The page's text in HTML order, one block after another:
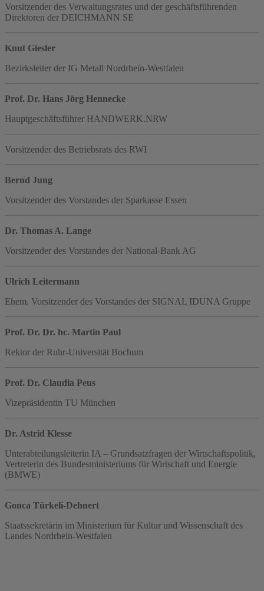
Vorsitzender des Verwaltungsrates und der geschäftsführenden
Direktoren der DEICHMANN SE
Knut Giesler
Bezirksleiter der IG Metall Nordrhein-Westfalen
Prof. Dr. Hans Jörg Hennecke
Hauptgeschäftsführer HANDWERK.NRW
Vorsitzender des Betriebsrats des RWI
Bernd Jung
Vorsitzender des Vorstandes der Sparkasse Essen
Dr. Thomas A. Lange
Vorsitzender des Vorstandes der National-Bank AG
Ulrich Leitermann
Ehem. Vorsitzender des Vorstandes der SIGNAL IDUNA Gruppe
Prof. Dr. Dr. hc. Martin Paul
Rektor der Ruhr-Universität Bochum
Prof. Dr. Claudia Peus
Vizepräsidentin TU München
Dr. Astrid Klesse
Unterabteilungsleiterin IA – Grundsatzfragen der Wirtschaftspolitik,
Vertreterin des Bundesministeriums für Wirtschaft und Energie
(BMWE)
Gonca Türkeli-Dehnert
Staatssekretärin im Ministerium für Kultur und Wissenschaft des
Landes Nordrhein-Westfalen